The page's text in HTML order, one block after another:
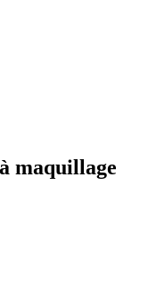
maquillage